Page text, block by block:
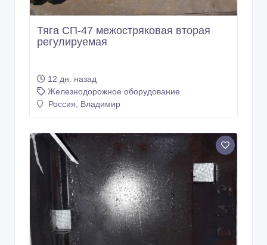
Тяга СП-47 межостряковая вторая
регулируемая
12 дн. назад
Железнодорожное оборудование
Россия, Владимир